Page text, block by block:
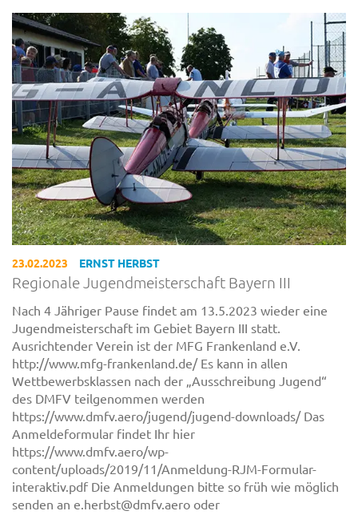
23.02.2023 ERNST HERBST
Regionale Jugendmeisterschaft Bayern III
Nach 4 Jähriger Pause findet am 13.5.2023 wieder eine
Jugendmeisterschaft im Gebiet Bayern III statt.
Ausrichtender Verein ist der MFG Frankenland e.V.
http://www.mfg-frankenland.de/ Es kann in allen
Wettbewerbsklassen nach der „Ausschreibung Jugend“
des DMFV teilgenommen werden
https://www.dmfv.aero/jugend/jugend-downloads/ Das
Anmeldeformular findet Ihr hier
https://www.dmfv.aero/wp-
content/uploads/2019/11/Anmeldung-RJM-Formular-
interaktiv.pdf Die Anmeldungen bitte so früh wie möglich
senden an e.herbst@dmfv.aero oder